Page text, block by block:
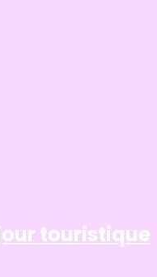
touristique